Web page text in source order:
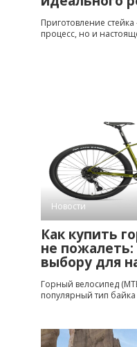
Приготовление
процесс, но и
Новости
Как купить
не
выбору для
Горный велосипед
популярный тип